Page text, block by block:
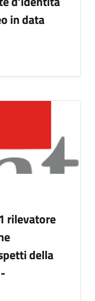
in data
rilevatore
della